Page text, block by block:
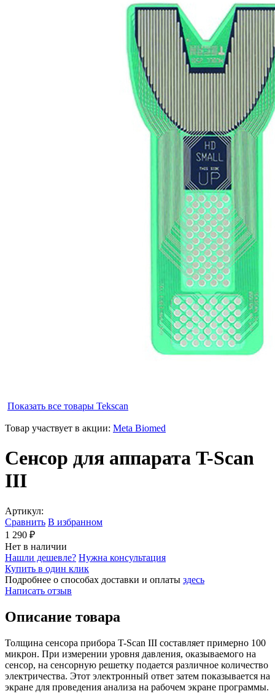
Показать все товары Tekscan
Товар участвует в акции: Meta Biomed
Сенсор для аппарата T-Scan
III
Артикул:
Сравнить В избранном
1 290 ₽
Нет в наличии
Нашли дешевле? Нужна консультация
Купить в один клик
Подробнее о способах доставки и оплаты здесь
Написать отзыв
Описание товара
Толщина сенсора прибора T-Scan III составляет примерно 100
микрон. При измерении уровня давления, оказываемого на
сенсор, на сенсорную решетку подается различное количество
электричества. Этот электронный ответ затем показывается на
экране для проведения анализа на рабочем экране программы.